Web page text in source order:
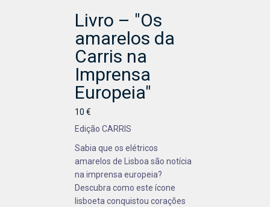
Livro – "Os
amarelos da
Carris na
Imprensa
Europeia"
10 €
Edição CARRIS
Sabia que os elétricos
amarelos de Lisboa são notícia
na imprensa europeia?
Descubra como este ícone
lisboeta conquistou corações